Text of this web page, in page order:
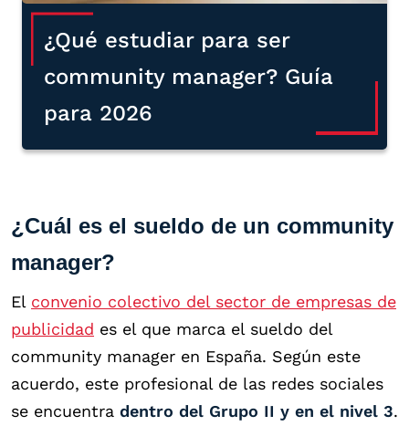
¿Qué estudiar para ser
community manager? Guía
para 2026
¿Cuál es el sueldo de un community
manager?
El convenio colectivo del sector de empresas de
publicidad es el que marca el sueldo del
community manager en España. Según este
acuerdo, este profesional de las redes sociales
se encuentra dentro del Grupo II y en el nivel 3.